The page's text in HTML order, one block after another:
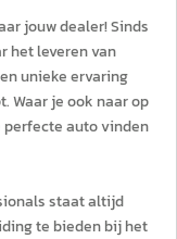
jouw dealer! Sinds
het leveren van
unieke ervaring
Waar je ook naar op
perfecte auto vinden
staat altijd
te bieden bij het